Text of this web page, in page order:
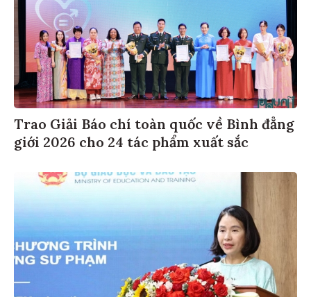
Trao Giải Báo chí toàn quốc về Bình đẳng
giới 2026 cho 24 tác phẩm xuất sắc